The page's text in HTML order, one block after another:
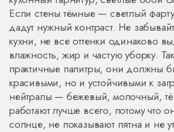
Если стены тёмные — светлый
дадут нужный контраст. Не
кухни, не все оттенки одинаково
влажность, жир и частую уборку.
практичные палитры, они должны
красивыми, но и устойчивыми к
нейтралы — бежевый, молочный,
работают лучше всего, потому что
солнце, не показывают пятна и не